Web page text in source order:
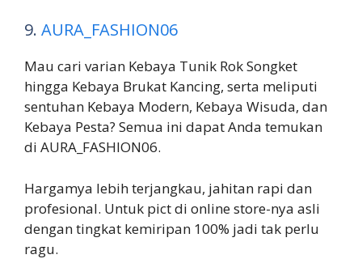
9. AURA_FASHION06
Mau cari varian Kebaya Tunik Rok Songket
hingga Kebaya Brukat Kancing, serta meliputi
sentuhan Kebaya Modern, Kebaya Wisuda, dan
Kebaya Pesta? Semua ini dapat Anda temukan
di AURA_FASHION06.
Hargamya lebih terjangkau, jahitan rapi dan
profesional. Untuk pict di online store-nya asli
dengan tingkat kemiripan 100% jadi tak perlu
ragu.